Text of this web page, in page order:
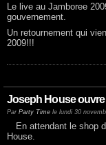
Le live au Jamboree
gouvernement.
Un retournement qui
2009!!!
Joseph House
Par Party Time le lundi 30
En attendant le shop
House.